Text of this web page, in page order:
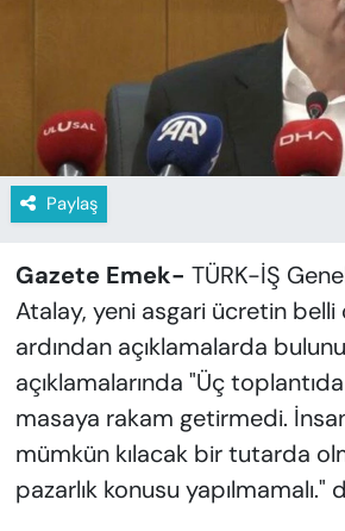
Paylaş
Gazete Emek- TÜRK-İŞ
Atalay, yeni asgari ücretin belli
ardından açıklamalarda
açıklamalarında "Üç
masaya rakam getirmedi.
mümkün kılacak bir tutarda
pazarlık konusu yapılmamalı."
ÖZEL HABER
YAZAR KÖŞESİ
VAN VE DİYARBAKIR